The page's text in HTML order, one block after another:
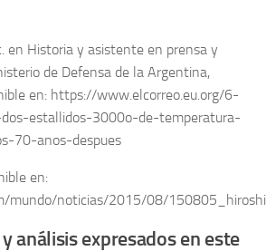
en Historia y asistente en prensa y
de Defensa de la Argentina,
en: https://www.elcorreo.eu.org/6-
estallidos-3000o-de-temperatura-
70-anos-despues
en:
mundo/noticias/2015/08/
análisis expresados en este